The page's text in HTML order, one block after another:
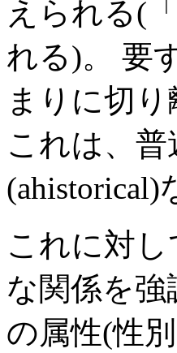
えられる(
れる)。 要
まりに切
これは、
これに対
な関係を
の属性(性